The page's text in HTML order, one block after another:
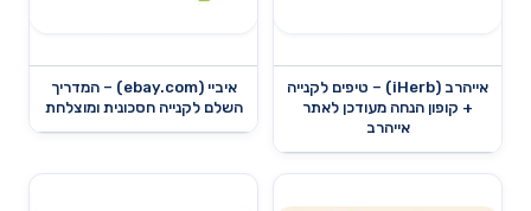
אייהרב (iHerb) – טיפים לקנייה
+ קופון הנחה מעודכן לאתר
אייהרב
איביי (ebay.com) – המדריך
השלם לקנייה חסכונית ומוצלחת